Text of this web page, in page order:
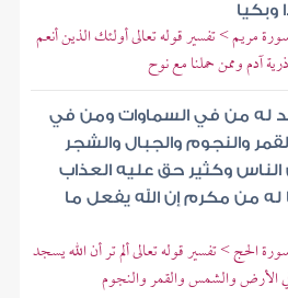
وبكيا
مريم > تفسير قوله تعالى أولئك الذين أنعم
آدم وممن حملنا مع نوح
له من في السماوات ومن في
والنجوم والجبال والشجر
الناس وكثير حق عليه العذاب
له من مكرم إن الله يفعل ما
الحج > تفسير قوله تعالى ألم تر أن الله يسجد
الأرض والشمس والقمر والنجوم